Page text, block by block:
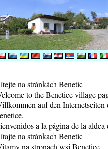
na stránkách Benetic
to the Benetice village
auf den Internetseiten
a la página de la aldea
na stránkach Benetíc
na stronach wsi Benetice